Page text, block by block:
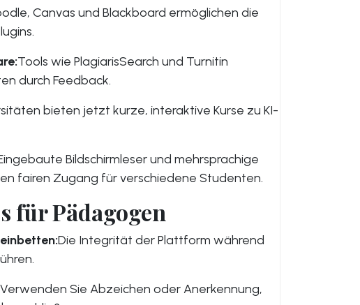
Canvas und Blackboard ermöglichen die
Tools wie PlagiarisSearch und Turnitin
durch Feedback.
bieten jetzt kurze, interaktive Kurse zu KI-
Bildschirmleser und mehrsprachige
fairen Zugang für verschiedene Studenten.
für Pädagogen
Die Integrität der Plattform während
Verwenden Sie Abzeichen oder Anerkennung,